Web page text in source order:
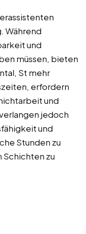
Während
und
müssen, bieten
St mehr
erfordern
und
jedoch
und
Stunden zu
Schichten zu